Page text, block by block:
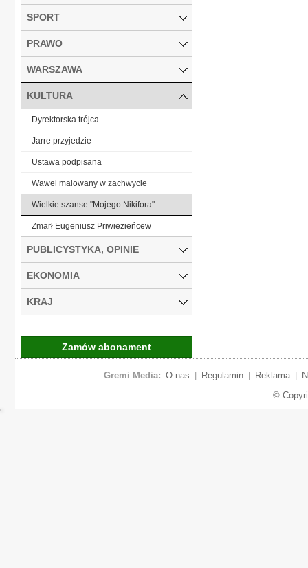
SPORT
PRAWO
WARSZAWA
KULTURA
Dyrektorska trójca
Jarre przyjedzie
Ustawa podpisana
Wawel malowany w zachwycie
Wielkie szanse "Mojego Nikifora"
Zmarł Eugeniusz Priwiezieńcew
PUBLICYSTYKA, OPINIE
EKONOMIA
KRAJ
Zamów abonament
Gremi Media: O nas Regulamin Reklama
©